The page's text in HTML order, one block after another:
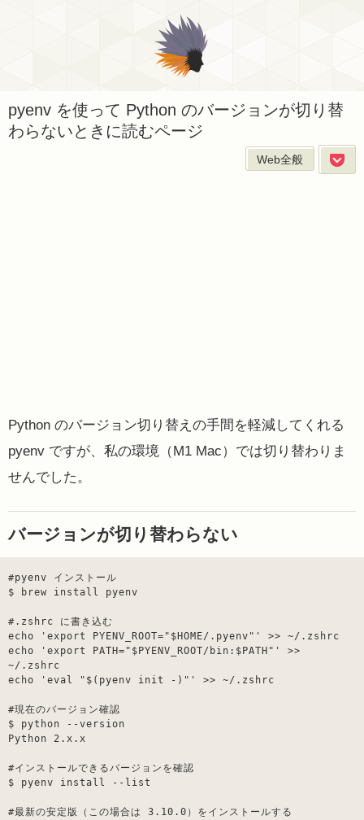
pyenv を使って Python のバージョンが切り替
わらないときに読むページ
Web全般
Python のバージョン切り替えの手間を軽減してくれる
pyenv ですが、私の環境（M1 Mac）では切り替わりま
せんでした。
バージョンが切り替わらない
#pyenv インストール
$ brew install pyenv
#.zshrc に書き込む
echo 'export PYENV_ROOT="$HOME/.pyenv"' >> ~/.zshrc
echo 'export PATH="$PYENV_ROOT/bin:$PATH"' >>
~/.zshrc
echo 'eval "$(pyenv init -)"' >> ~/.zshrc
Python 2.x.x
$ pyenv install --list